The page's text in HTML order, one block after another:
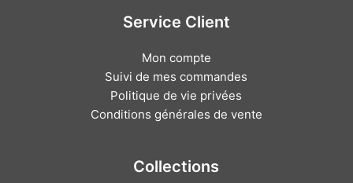
Service Client
Mon compte
Suivi de mes commandes
Politique de vie privées
Conditions générales de vente
Collections